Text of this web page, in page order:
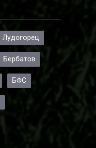
Лудогорец
Бербатов
БФС